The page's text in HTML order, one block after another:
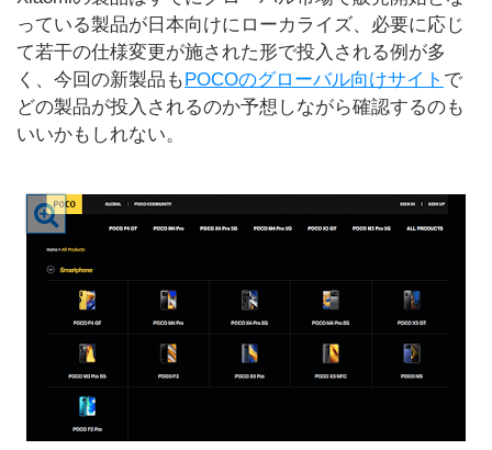
っている製品が日本向けにローカライズ、必要に応じ
て若干の仕様変更が施された形で投入される例が多
く、今回の新製品もPOCOのグローバル向けサイト で
どの製品が投入されるのか予想しながら確認するのも
いいかもしれない。